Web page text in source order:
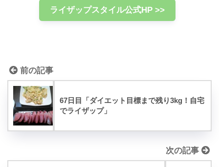
ライザップスタイル公式HP >>
前の記事
67日目「ダイエット目標まで残り3kg！自宅
でライザップ」
次の記事